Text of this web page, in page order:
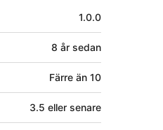
1.0.0
8 år sedan
Färre än 10
3.5 eller senare